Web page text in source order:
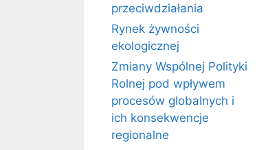
przeciwdziałania
Rynek żywności
ekologicznej
Zmiany Wspólnej Polityki
Rolnej pod wpływem
procesów globalnych i
ich konsekwencje
regionalne